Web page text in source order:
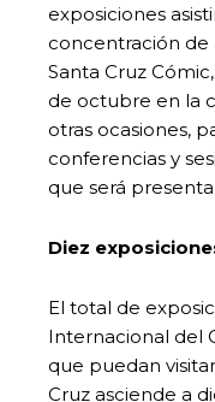
exposiciones
concentración de
Santa Cruz
de octubre en la
otras ocasiones,
conferencias y
que será
Diez
El total de
Internacional del
que puedan
Cruz asciende a